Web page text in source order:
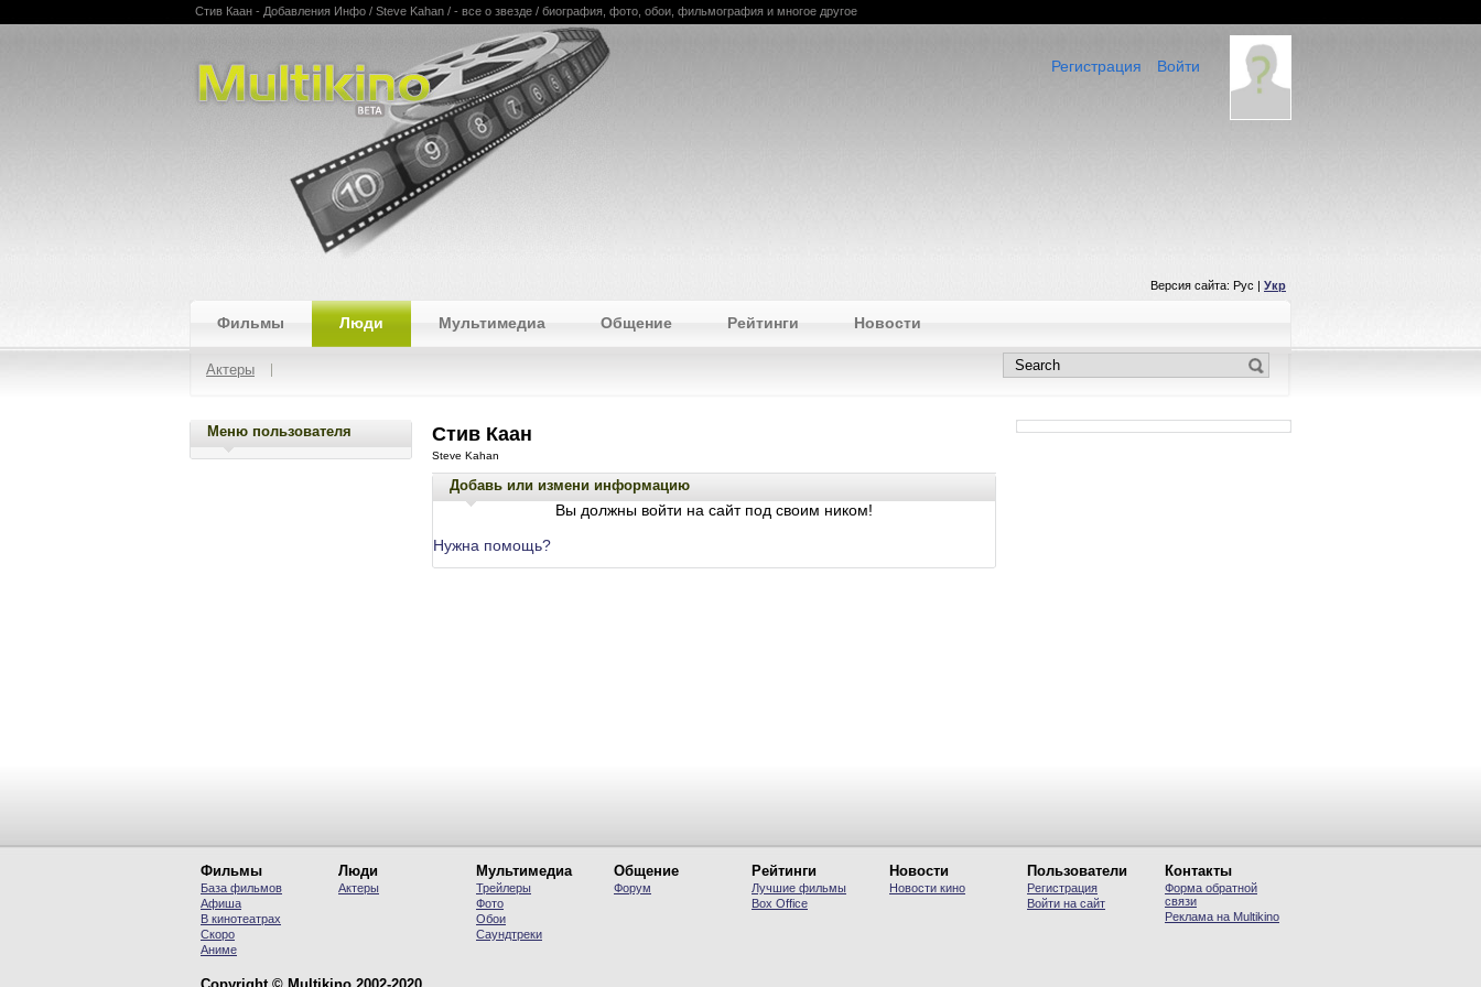
Multikino
Стив Каан - Добавления Инфо / Steve Kahan / - все о звезде / биография, фото, обои, фильмография и многое другое
Войти
Регистрация
Версия сайта: Рус | Укр
Фильмы Люди Мультимедиа Общение Рейтинги Новости
Актеры
Меню пользователя Стив Каан
Steve Kahan
Добавь или измени информацию
Вы должны войти на сайт под своим ником!
Нужна помощь?
Фильмы
База фильмов
Афиша
В кинотеатрах
Скоро
Аниме
Люди
Актеры
Мультимедиа
Трейлеры
Фото
Обои
Саундтреки
Общение
Форум
Рейтинги
Лучшие фильмы
Вох Office
Новости
Новости кино
Пользователи
Регистрация
Войти на сайт
Контакты
Форма обратной
связи
Реклама на Multikino